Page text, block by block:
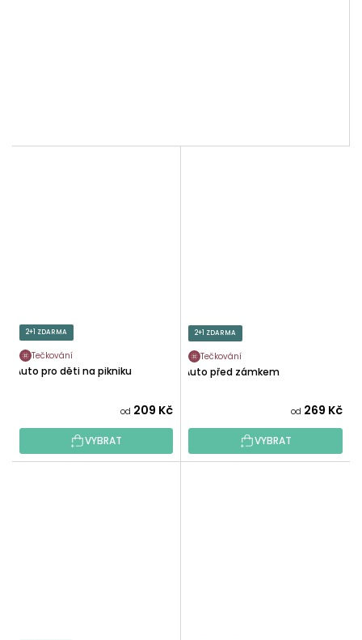
2+1 ZDARMA
Tečkování
Auto pro děti na pikniku
od 209 Kč
VYBRAT
2+1 ZDARMA
Tečkování
Auto před zámkem
od 269 Kč
VYBRAT